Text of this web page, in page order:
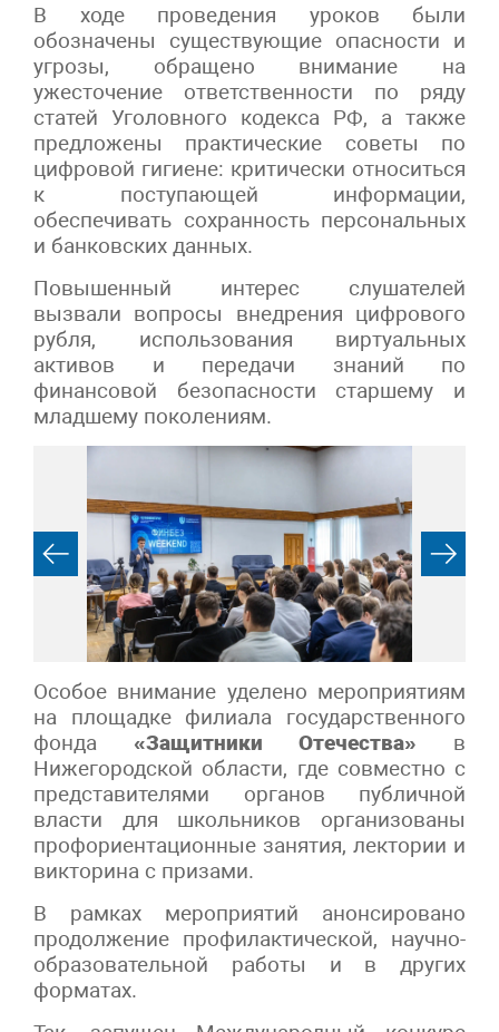
В ходе проведения уроков были
обозначены существующие опасности и
угрозы, обращено внимание на
ужесточение ответственности по ряду
статей Уголовного кодекса РФ, а также
предложены практические советы по
цифровой гигиене: критически относиться
к поступающей информации,
обеспечивать сохранность персональных
и банковских данных.
Повышенный интерес слушателей
вызвали вопросы внедрения цифрового
рубля, использования виртуальных
активов и передачи знаний по
финансовой безопасности старшему и
младшему поколениям.
Особое внимание уделено мероприятиям
на площадке филиала государственного
фонда «Защитники Отечества» в
Нижегородской области, где совместно с
представителями органов публичной
власти для школьников организованы
профориентационные занятия, лектории и
викторина с призами.
В рамках мероприятий анонсировано
продолжение профилактической, научно-
образовательной работы и в других
форматах.